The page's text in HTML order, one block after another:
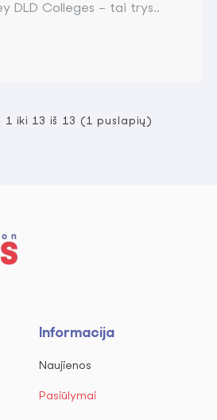
DLD Colleges – tai trys..
1 iki 13 iš 13 (1 puslapių)
Informacija
Naujienos
Pasiūlymai